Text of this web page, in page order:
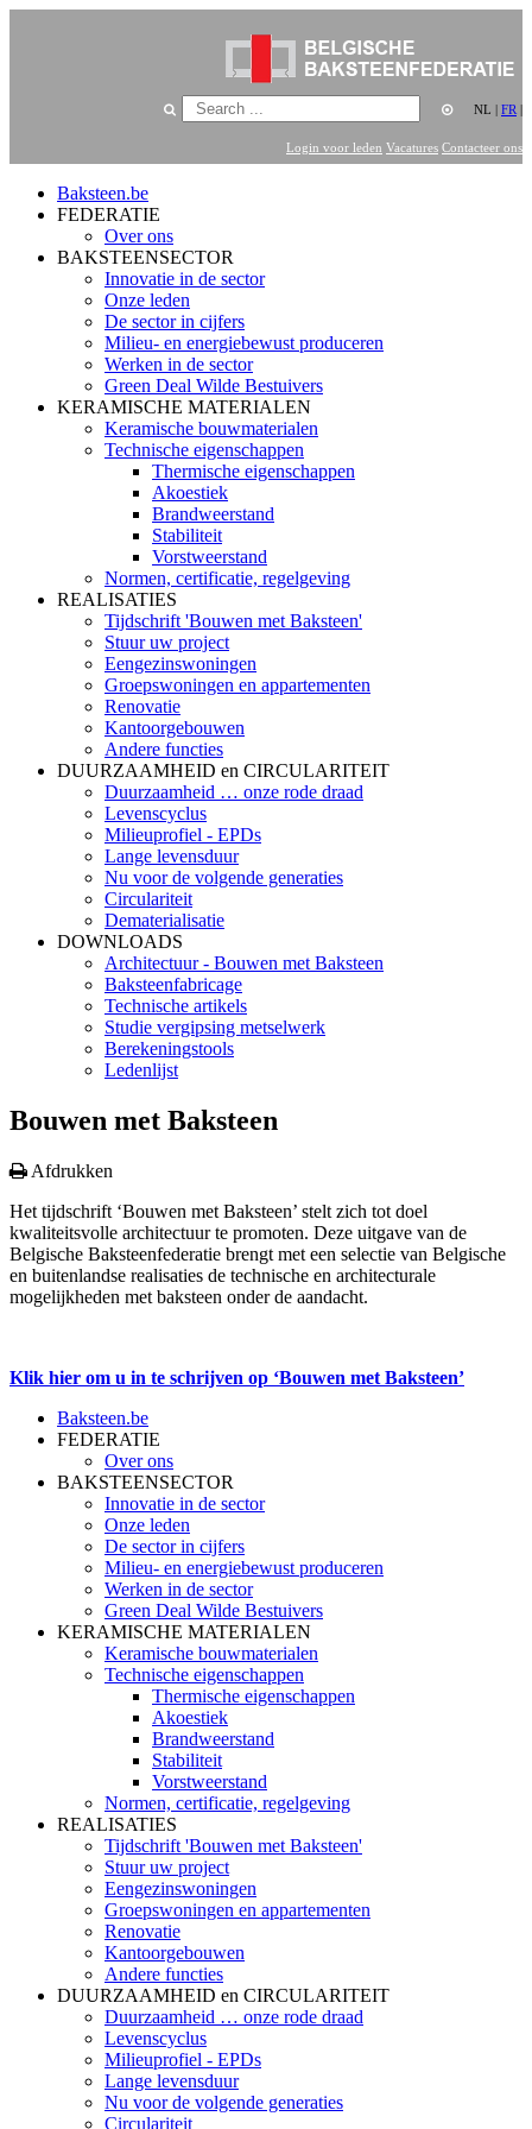
NL | FR |
Login voor leden Vacatures Contacteer ons
Baksteen.be
FEDERATIE
Over ons
BAKSTEENSECTOR
Innovatie in de sector
Onze leden
De sector in cijfers
Milieu- en energiebewust produceren
Werken in de sector
Green Deal Wilde Bestuivers
KERAMISCHE MATERIALEN
Keramische bouwmaterialen
Technische eigenschappen
Thermische eigenschappen
Akoestiek
Brandweerstand
Stabiliteit
Vorstweerstand
Normen, certificatie, regelgeving
REALISATIES
Tijdschrift 'Bouwen met Baksteen'
Stuur uw project
Eengezinswoningen
Groepswoningen en appartementen
Renovatie
Kantoorgebouwen
Andere functies
DUURZAAMHEID en CIRCULARITEIT
Duurzaamheid … onze rode draad
Levenscyclus
Milieuprofiel - EPDs
Lange levensduur
Nu voor de volgende generaties
Circulariteit
Dematerialisatie
DOWNLOADS
Architectuur - Bouwen met Baksteen
Baksteenfabricage
Technische artikels
Studie vergipsing metselwerk
Berekeningstools
Ledenlijst
Bouwen met Baksteen
Afdrukken
Het tijdschrift ‘Bouwen met Baksteen’ stelt zich tot doel
kwaliteitsvolle architectuur te promoten. Deze uitgave van de
Belgische Baksteenfederatie brengt met een selectie van Belgische
en buitenlandse realisaties de technische en architecturale
mogelijkheden met baksteen onder de aandacht.
Klik hier om u in te schrijven op ‘Bouwen met Baksteen’
Baksteen.be
FEDERATIE
Over ons
BAKSTEENSECTOR
Innovatie in de sector
Onze leden
De sector in cijfers
Milieu- en energiebewust produceren
Werken in de sector
Green Deal Wilde Bestuivers
KERAMISCHE MATERIALEN
Keramische bouwmaterialen
Technische eigenschappen
Thermische eigenschappen
Akoestiek
Brandweerstand
Stabiliteit
Vorstweerstand
Normen, certificatie, regelgeving
REALISATIES
Tijdschrift 'Bouwen met Baksteen'
Stuur uw project
Eengezinswoningen
Groepswoningen en appartementen
Renovatie
Kantoorgebouwen
Andere functies
DUURZAAMHEID en CIRCULARITEIT
Duurzaamheid … onze rode draad
Levenscyclus
Milieuprofiel - EPDs
Lange levensduur
Nu voor de volgende generaties
Circulariteit